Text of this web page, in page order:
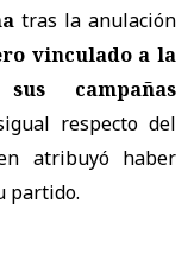
tras la anulación
vinculado a la
campañas
respecto del
atribuyó haber
partido.